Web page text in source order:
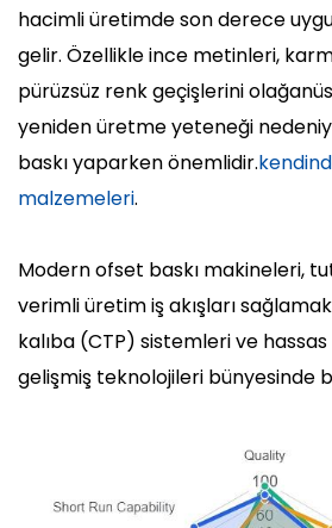
hacimli üretimde son derece
gelir. Özellikle ince metinleri,
pürüzsüz renk geçişlerini
yeniden üretme yeteneği
baskı yaparken önemlidir.
malzemeleri.
Modern ofset baskı makineleri,
verimli üretim iş akışları
kalıba (CTP) sistemleri ve
gelişmiş teknolojileri bünyesinde